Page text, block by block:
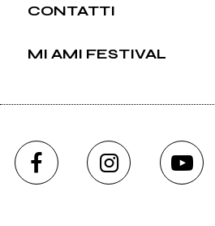
CONTATTI
MI AMI FESTIVAL